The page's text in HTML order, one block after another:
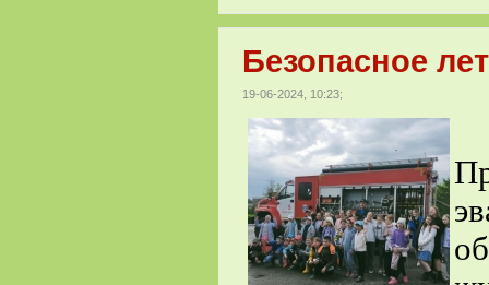
Безопасное
19-06-2024, 10:23;